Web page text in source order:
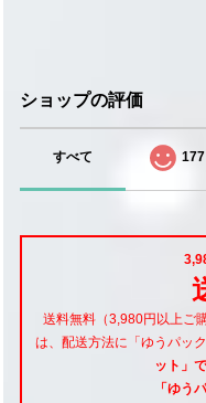
ショップの評価
すべて 177
送料無料（3,980円以上ご
は、配送方法に「ゆうパッ
ット」
「ゆう